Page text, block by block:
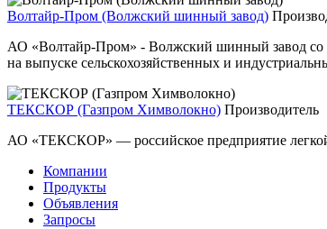
Волтайр-Пром (Волжский шинный завод)
АО «Волтайр-Пром» - Волжский шинный завод со
на выпуске сельскохозяйственных и
ТЕКСКОР (Газпром Химволокно) Производитель
АО «ТЕКСКОР» — российское предприятие
Компании
Продукты
Объявления
Запросы